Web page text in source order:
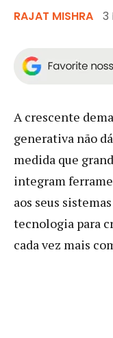
RAJAT MISHRA 3
A crescente
generativa não
medida que
integram
aos seus
tecnologia para
cada vez mais